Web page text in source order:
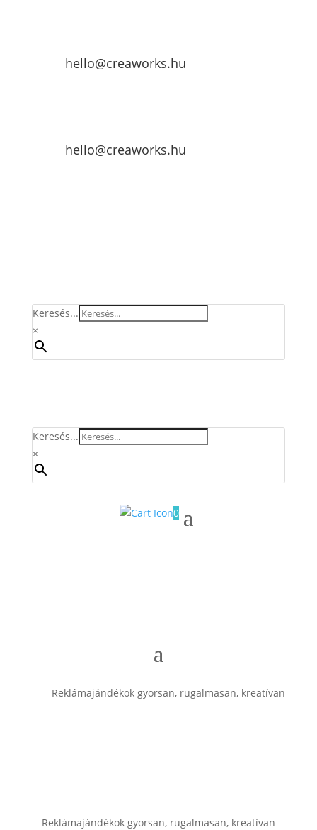
hello@creaworks.hu
hello@creaworks.hu
Keresés...
×
Keresés...
×
0
Reklámajándékok gyorsan, rugalmasan, kreatívan
Reklámajándékok gyorsan, rugalmasan, kreatívan